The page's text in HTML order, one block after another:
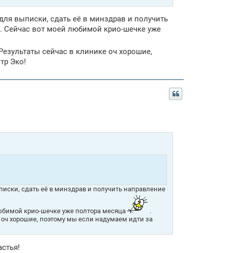
выписки, сдать её в минздрав и получить
Сейчас вот моей любимой крио-шечке уже
сейчас в клинике оч хорошие,
Эко!
сдать её в минздрав и получить направление
крио-шечке уже полтора месяца
.
хорошие, поэтому мы если надумаем идти за